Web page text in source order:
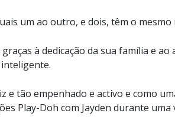
um ao outro, e dois, têm o mesmo
à dedicação da sua família e
e tão empenhado e activo e como
Play-Doh com Jayden durante uma